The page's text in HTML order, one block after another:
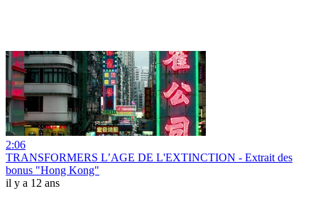
2:06
TRANSFORMERS L’AGE DE L'EXTINCTION - Extrait des
bonus "Hong Kong"
il y a 12 ans